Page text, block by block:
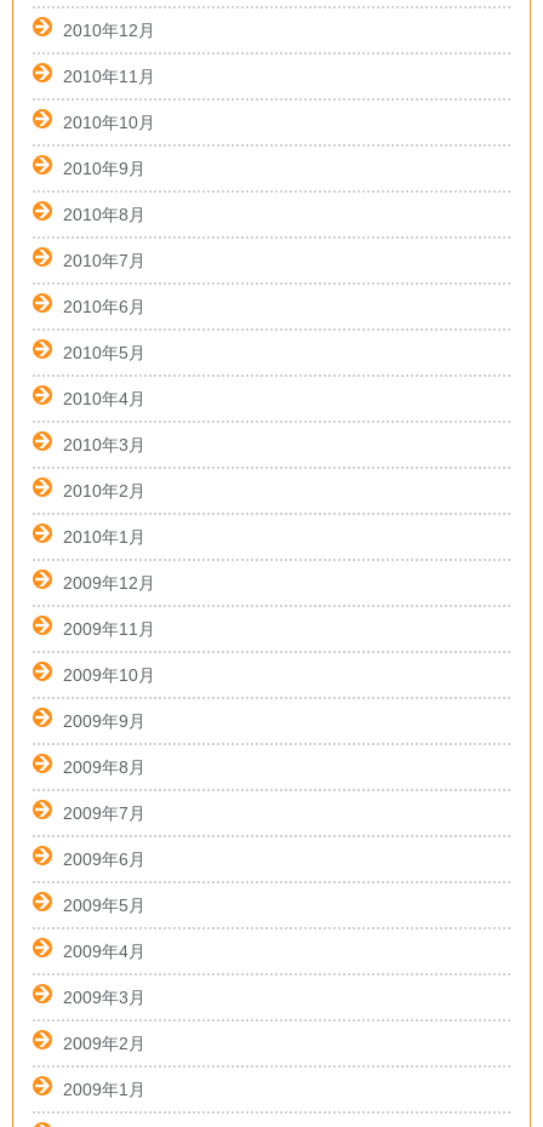
2010年12月
2010年11月
2010年10月
2010年9月
2010年8月
2010年7月
2010年6月
2010年5月
2010年4月
2010年3月
2010年2月
2010年1月
2009年12月
2009年11月
2009年10月
2009年9月
2009年8月
2009年7月
2009年6月
2009年5月
2009年4月
2009年3月
2009年2月
2009年1月